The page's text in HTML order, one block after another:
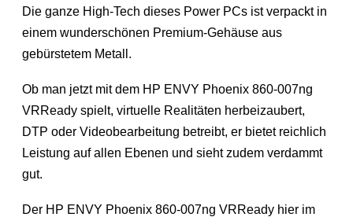
Die ganze High-Tech dieses Power PCs ist verpackt in
einem wunderschönen Premium-Gehäuse aus
gebürstetem Metall.
Ob man jetzt mit dem HP ENVY Phoenix 860-007ng
VRReady spielt, virtuelle Realitäten herbeizaubert,
DTP oder Videobearbeitung betreibt, er bietet reichlich
Leistung auf allen Ebenen und sieht zudem verdammt
gut.
Der HP ENVY Phoenix 860-007ng VRReady hier im